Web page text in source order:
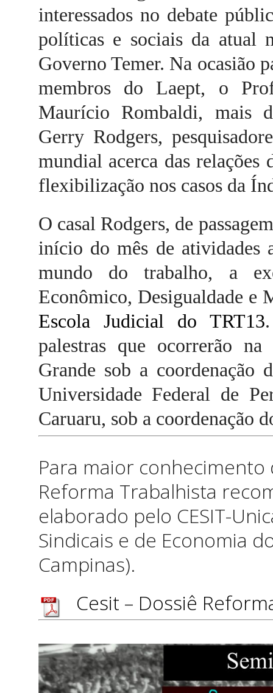
interessados no debate
políticas e sociais da atual
Governo Temer. Na ocasião
membros do Laept, o
Maurício Rombaldi, mais
Gerry Rodgers,
mundial acerca das relações
flexibilização nos casos da
O casal Rodgers, de
início do mês de atividades
mundo do trabalho, a
Econômico, Desigualdade e
Escola Judicial do TRT13
palestras que ocorrerão
Grande sob a coordenação
Universidade Federal de
Caruaru, sob a coordenação
Para maior
Reforma Trabalhista
elaborado pelo CESIT-
Sindicais e de Economia
Campinas).
Cesit – Dossiê